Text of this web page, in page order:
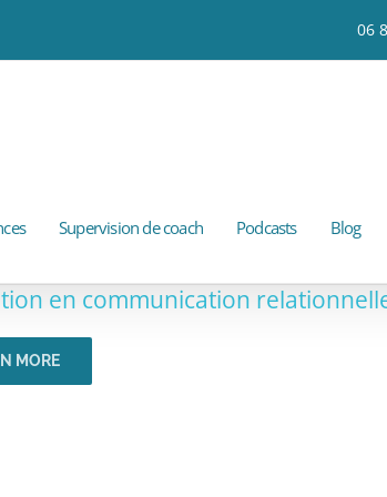
06
Supervision de coach Podcasts Blog
en communication
MORE